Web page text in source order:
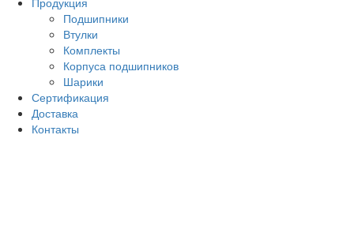
Подшипники
Втулки
Комплекты
Корпуса подшипников
Шарики
Сертификация
Доставка
Контакты